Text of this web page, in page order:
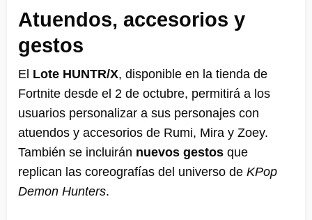
Atuendos, accesorios y
gestos
El Lote HUNTR/X, disponible en la tienda de
Fortnite desde el 2 de octubre, permitirá a los
usuarios personalizar a sus personajes con
atuendos y accesorios de Rumi, Mira y Zoey.
También se incluirán nuevos gestos que
replican las coreografías del universo de KPop
Demon Hunters.